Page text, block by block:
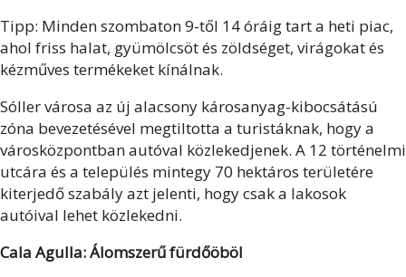
Tipp: Minden szombaton 9-től 14 óráig tart a heti piac,
ahol friss halat, gyümölcsöt és zöldséget, virágokat és
kézműves termékeket kínálnak.
Sóller városa az új alacsony károsanyag-kibocsátású
zóna bevezetésével megtiltotta a turistáknak, hogy a
városközpontban autóval közlekedjenek. A 12 történelmi
utcára és a település mintegy 70 hektáros területére
kiterjedő szabály azt jelenti, hogy csak a lakosok
autóival lehet közlekedni.
Cala Agulla: Álomszerű fürdőöböl